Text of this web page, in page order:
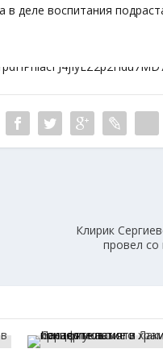
в деле воспитания
Клирик
провел